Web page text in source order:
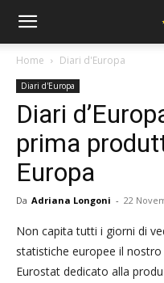
Home Diari d'Europa
Diari d'Europa
Diari
prima
Europa
Da Adriana Longoni - 22
Non capita tutti i giorni di
statistiche europee il nostro
Eurostat dedicato alla